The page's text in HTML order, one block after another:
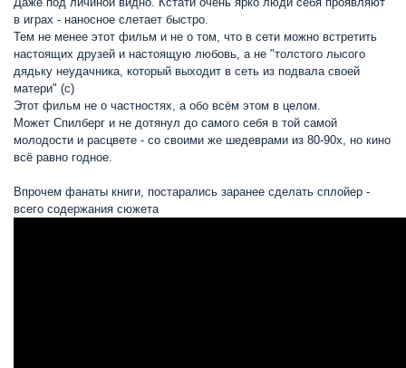
в играх - наносное слетает быстро.
Тем не менее этот фильм и не о том, что в сети можно встретить
настоящих друзей и настоящую любовь, а не "толстого лысого
дядьку неудачника, который выходит в сеть из подвала своей
матери" (с)
Этот фильм не о частностях, а обо всём этом в целом.
Может Спилберг и не дотянул до самого себя в той самой
молодости и расцвете - со своими же шедеврами из 80-90х, но кино
всё равно годное.
Впрочем фанаты книги, постарались заранее сделать сплойер -
всего содержания сюжета